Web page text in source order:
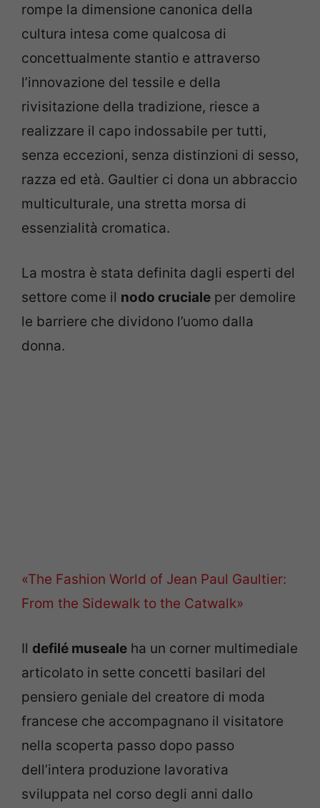
rompe la dimensione canonica della
cultura intesa come qualcosa di
concettualmente stantio e attraverso
l’innovazione del tessile e della
rivisitazione della tradizione, riesce a
realizzare il capo indossabile per tutti,
senza eccezioni, senza distinzioni di sesso,
razza ed età. Gaultier ci dona un abbraccio
multiculturale, una stretta morsa di
essenzialità cromatica.
La mostra è stata definita dagli esperti del
settore come il nodo cruciale per demolire
le barriere che dividono l’uomo dalla
donna.
«The Fashion World of Jean Paul Gaultier:
From the Sidewalk to the Catwalk»
Il defilé museale ha un corner multimediale
articolato in sette concetti basilari del
pensiero geniale del creatore di moda
francese che accompagnano il visitatore
nella scoperta passo dopo passo
dell’intera produzione lavorativa
sviluppata nel corso degli anni dallo